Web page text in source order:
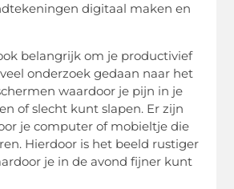
digitaal maken en
belangrijk om je productivief
onderzoek gedaan naar het
waardoor je pijn in je
of slecht kunt slapen. Er zijn
je computer of mobieltje die
Hierdoor is het beeld rustiger
je in de avond fijner kunt